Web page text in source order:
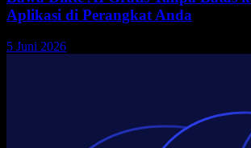
Aplikasi di Perangkat Anda
5 Juni 2026